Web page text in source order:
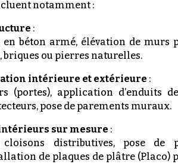
notamment :
:
en béton armé, élévation de murs
briques ou pierres naturelles.
intérieure et extérieure :
(portes), application d’enduits
pose de parements muraux.
sur mesure :
distributives, pose de
de plaques de plâtre (Placo)